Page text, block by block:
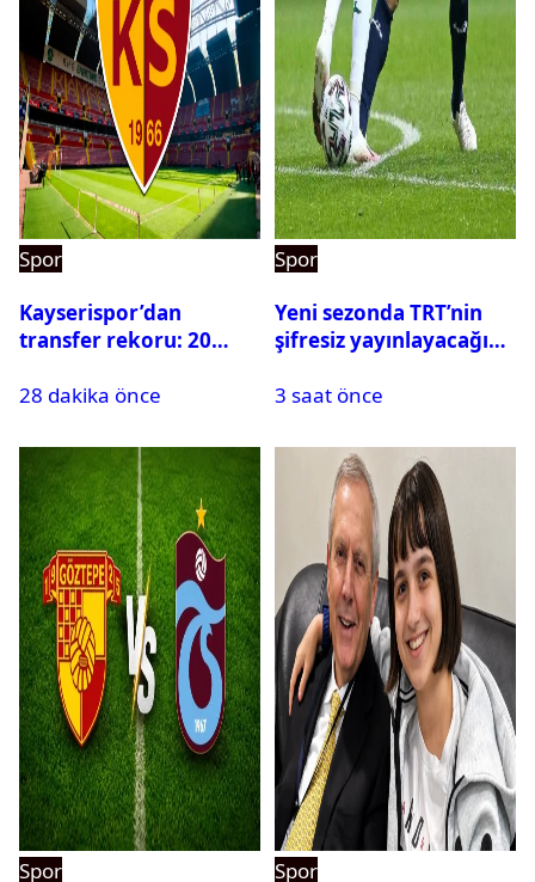
Spor
Kayserispor’dan
transfer rekoru: 20
28 dakika önce
Spor
Yeni sezonda TRT’nin
şifresiz yayınlayacağı
3 saat önce
Spor
Spor